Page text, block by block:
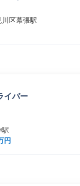
区幕張駅
イバー
駅
円